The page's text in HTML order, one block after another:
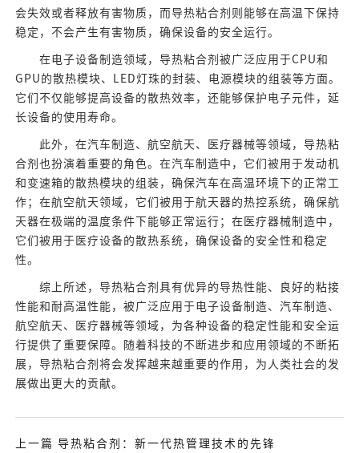
会失效或者释放有害物质，而导热粘合剂则能够在高温下保持
稳定，不会产生有害物质，确保设备的安全运行。
在电子设备制造领域，导热粘合剂被广泛应用于CPU和
GPU的散热模块、LED灯珠的封装、电源模块的组装等方面。
它们不仅能够提高设备的散热效率，还能够保护电子元件，延
长设备的使用寿命。
此外，在汽车制造、航空航天、医疗器械等领域，导热粘
合剂也扮演着重要的角色。在汽车制造中，它们被用于发动机
和变速箱的散热模块的组装，确保汽车在高温环境下的正常工
作；在航空航天领域，它们被用于航天器的热控系统，确保航
天器在极端的温度条件下能够正常运行；在医疗器械制造中，
它们被用于医疗设备的散热系统，确保设备的安全性和稳定
性。
综上所述，导热粘合剂具有优异的导热性能、良好的粘接
性能和耐高温性能，被广泛应用于电子设备制造、汽车制造、
航空航天、医疗器械等领域，为各种设备的稳定性能和安全运
行提供了重要保障。随着科技的不断进步和应用领域的不断拓
展，导热粘合剂将会发挥越来越重要的作用，为人类社会的发
展做出更大的贡献。
上一篇 导热粘合剂：新一代热管理技术的先锋